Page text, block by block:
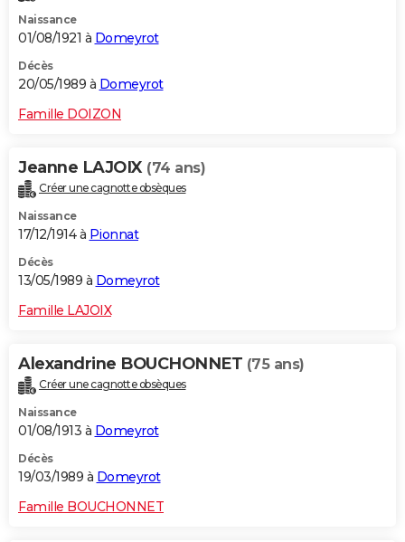
Naissance
01/08/1921 à Domeyrot
Décès
20/05/1989 à Domeyrot
Famille DOIZON
Jeanne LAJOIX (74 ans)
Créer une cagnotte obsèques
Naissance
17/12/1914 à Pionnat
Décès
13/05/1989 à Domeyrot
Famille LAJOIX
Alexandrine BOUCHONNET (75 ans)
Créer une cagnotte obsèques
Naissance
01/08/1913 à Domeyrot
Décès
19/03/1989 à Domeyrot
Famille BOUCHONNET